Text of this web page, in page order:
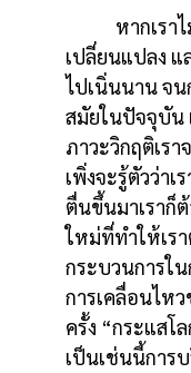
หากเรา
เปลี่ยนแปลง แ
ไปเนิ่นนาน จ
สมัยในปัจจุบัน
ภาวะวิกฤติเร
เพิ่งจะรู้ตัวว่าเ
ตื่นขึ้นมาเราก็
ใหม่ที่ทำให้เร
กระบวนการใ
การเคลื่อนไห
ครั้ง “กระแสโ
เป็นเช่นนี้การ